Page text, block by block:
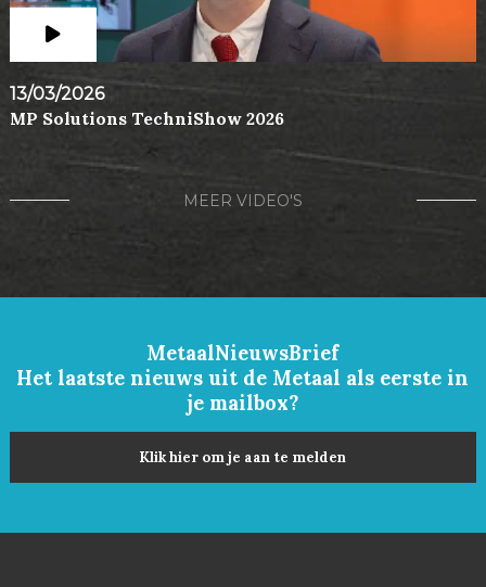
13/03/2026
MP Solutions TechniShow 2026
MEER VIDEO'S
MetaalNieuwsBrief
Het laatste nieuws uit de Metaal als eerste in
je mailbox?
Klik hier om je aan te melden